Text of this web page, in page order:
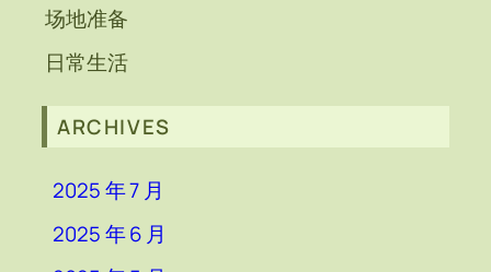
场地准备
日常生活
ARCHIVES
2025 年 7 月
2025 年 6 月